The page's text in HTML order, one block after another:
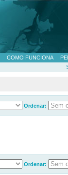
COMO FUNCIONA
Ordenar:
Ordenar: